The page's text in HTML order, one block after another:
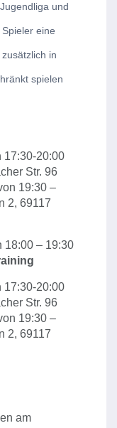
und
eine
in
spielen
17:30-20:00
Str. 96
19:30 –
2, 69117
18:00 – 19:30
17:30-20:00
Str. 96
19:30 –
2, 69117
am